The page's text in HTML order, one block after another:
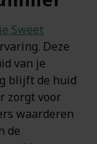
Sweet
Deze
van je
blijft de huid
zorgt voor
waarderen
de